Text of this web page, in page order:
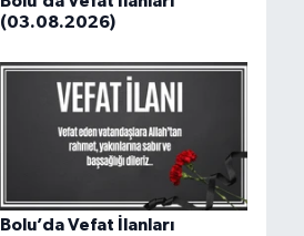
(03.08.2026)
Bolu’da Vefat İlanları